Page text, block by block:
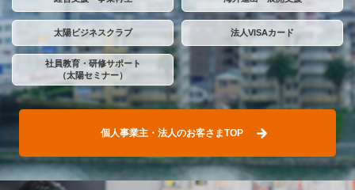
太陽ビジネスクラブ 法人VISAカード
社員教育・ 研修サポート
（太陽セミナー）
個人事業主・法人のお客さまTOP